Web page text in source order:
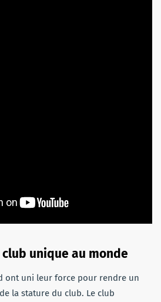
unique au monde
ont uni leur force pour rendre un
la stature du club. Le club